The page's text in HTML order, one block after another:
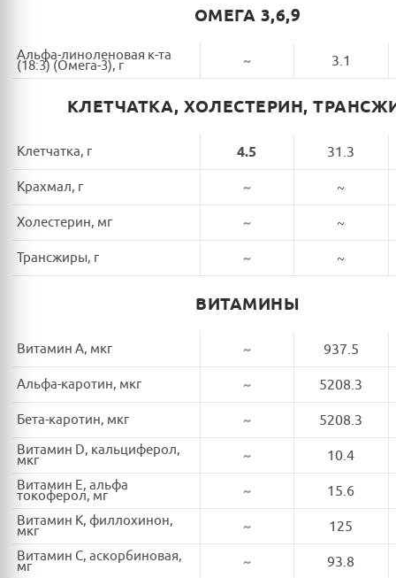
ОМЕГА 3,6,9
Альфа-линоленовая к-та
(18:3) (Омега-3), г ~ 3.1
КЛЕТЧАТКА, ХОЛЕСТЕРИН,
Клетчатка, г 4.5 31.3
Крахмал, г ~ ~
Холестерин, мг ~ ~
Трансжиры, г ~ ~
ВИТАМИНЫ
Витамин A, мкг ~ 937.5
Альфа-каротин, мкг ~ 5208.3
Бета-каротин, мкг ~ 5208.3
Витамин D, кальциферол,
мкг ~ 10.4
Витамин E, альфа
токоферол, мг ~ 15.6
Витамин K, филлохинон,
мкг ~ 125
Витамин C, аскорбиновая,
мг ~ 93.8